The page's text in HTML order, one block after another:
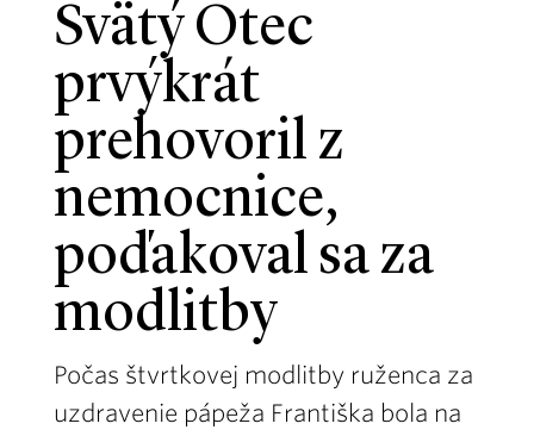
Svätý Otec
prvýkrát
prehovoril z
nemocnice,
poďakoval sa za
modlitby
Počas štvrtkovej modlitby ruženca za
uzdravenie pápeža Františka bola na